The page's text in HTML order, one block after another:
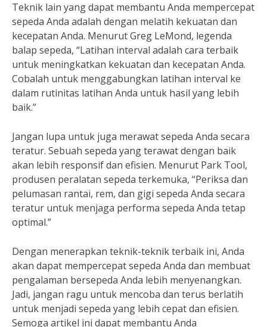
Teknik lain yang dapat membantu Anda mempercepat
sepeda Anda adalah dengan melatih kekuatan dan
kecepatan Anda. Menurut Greg LeMond, legenda
balap sepeda, “Latihan interval adalah cara terbaik
untuk meningkatkan kekuatan dan kecepatan Anda.
Cobalah untuk menggabungkan latihan interval ke
dalam rutinitas latihan Anda untuk hasil yang lebih
baik.”
Jangan lupa untuk juga merawat sepeda Anda secara
teratur. Sebuah sepeda yang terawat dengan baik
akan lebih responsif dan efisien. Menurut Park Tool,
produsen peralatan sepeda terkemuka, “Periksa dan
pelumasan rantai, rem, dan gigi sepeda Anda secara
teratur untuk menjaga performa sepeda Anda tetap
optimal.”
Dengan menerapkan teknik-teknik terbaik ini, Anda
akan dapat mempercepat sepeda Anda dan membuat
pengalaman bersepeda Anda lebih menyenangkan.
Jadi, jangan ragu untuk mencoba dan terus berlatih
untuk menjadi sepeda yang lebih cepat dan efisien.
Semoga artikel ini dapat membantu Anda